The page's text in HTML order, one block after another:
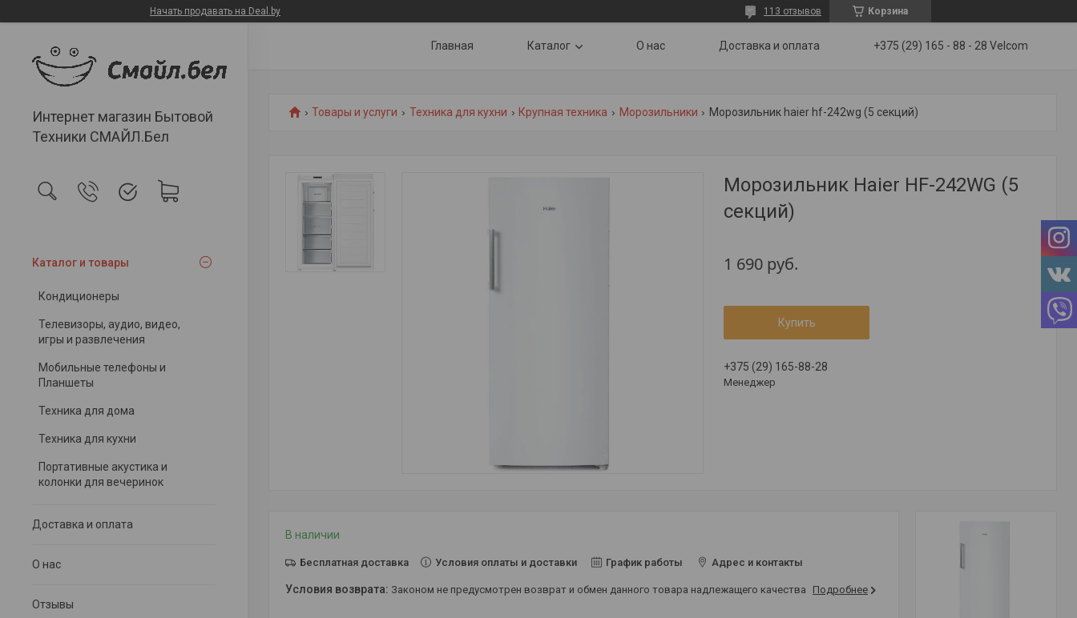
Начать продавать на Deal.by Корзина
113 отзывов
Интернет магазин Бытовой
Техники СМАЙЛ.Бел
Каталог и товары
Кондиционеры
Телевизоры, аудио, видео,
игры и развлечения
Мобильные телефоны и
Планшеты
Техника для дома
Техника для кухни
Портативные акустика и
колонки для вечеринок
Доставка и оплата
О нас
Отзывы
Главная Каталог О нас Доставка и оплата +375 (29) 165 - 88 - 28 Velcom
Товары и услуги Техника для кухни Крупная техника Морозильники Морозильник haier hf-242wg (5 секций)
Морозильник Haier HF-242WG (5
секций)
1 690 руб.
Купить
+375 (29) 165-88-28
Менеджер
В наличии
Бесплатная доставка Условия оплаты и доставки График работы Адрес и контакты
Законом не предусмотрен возврат и обмен данного товара надлежащего качества Подробнее